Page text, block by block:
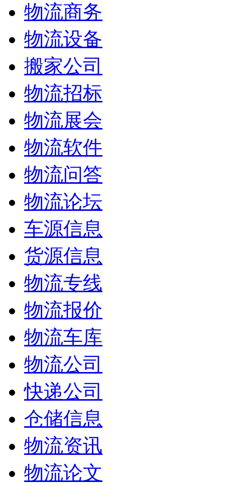
物流商务
物流设备
搬家公司
物流招标
物流展会
物流软件
物流问答
物流论坛
车源信息
货源信息
物流专线
物流报价
物流车库
物流公司
快递公司
仓储信息
物流资讯
物流论文